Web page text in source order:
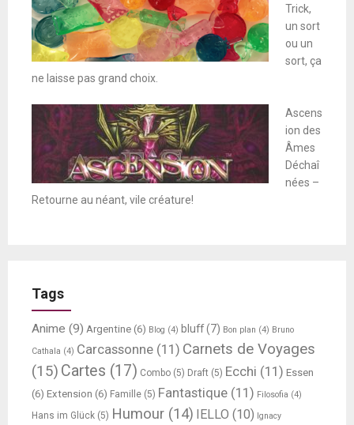
Trick,
un sort
ou un
sort, ça
ne laisse pas grand choix.
Ascens
ion des
Âmes
Déchaî
nées –
Retourne au néant, vile créature!
Tags
Anime (9) Argentine (6) Blog (4) bluff(7) Bon plan (4) Bruno
Cathala (4) Carcassonne (11) Carnets de Voyages
(15) Cartes (17) Combo (5) Draft (5) Ecchi (11) Essen
(6) Extension (6) Famille (5) Fantastique (11) Filosofia (4)
Hans im Glück (5) Humour (14) IELLO (10) Ignacy